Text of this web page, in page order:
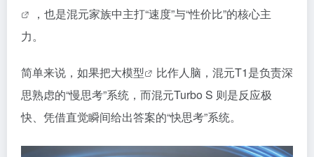
，也是混元家族中主打“速度”与“性价比”的核心主
力。
简单来说，如果把大模型
比作人脑，混元T1是负责深
思熟虑的“慢思考”系统，而混元Turbo S 则是反应极
快、凭借直觉瞬间给出答案的“快思考”系统。